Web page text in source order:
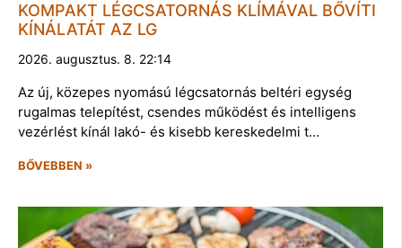
KOMPAKT LÉGCSATORNÁS KLÍMÁVAL BŐVÍTI
KÍNÁLATÁT AZ LG
2026. augusztus. 8. 22:14
Az új, közepes nyomású légcsatornás beltéri egység
rugalmas telepítést, csendes működést és intelligens
vezérlést kínál lakó- és kisebb kereskedelmi t…
BŐVEBBEN »